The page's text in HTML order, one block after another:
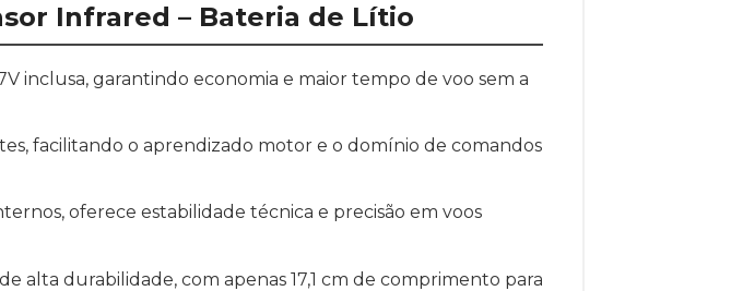
Infrared – Bateria de Lítio
inclusa, garantindo economia e maior tempo de voo sem a
facilitando o aprendizado motor e o domínio de comandos
oferece estabilidade técnica e precisão em voos
alta durabilidade, com apenas 17,1 cm de comprimento para